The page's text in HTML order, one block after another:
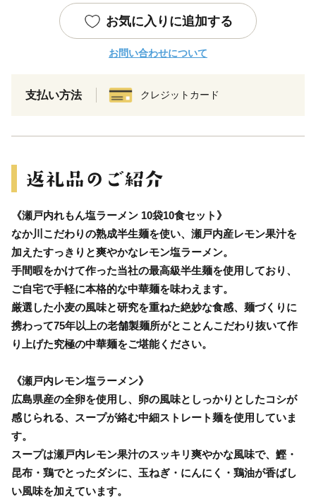
お気に入りに追加する
お問い合わせについて
支払い方法 クレジットカード
《瀬戸内れもん塩ラーメン 10袋10食セット》
なか川こだわりの熟成半生麺を使い、瀬戸内産レモン果汁を
加えたすっきりと爽やかなレモン塩ラーメン。
手間暇をかけて作った当社の最高級半生麺を使用しており、
ご自宅で手軽に本格的な中華麺を味わえます。
厳選した小麦の風味と研究を重ねた絶妙な食感、麺づくりに
携わって75年以上の老舗製麺所がとことんこだわり抜いて作
り上げた究極の中華麺をご堪能ください。
《瀬戸内レモン塩ラーメン》
広島県産の全卵を使用し、卵の風味としっかりとしたコシが
感じられる、スープが絡む中細ストレート麺を使用していま
す。
スープは瀬戸内レモン果汁のスッキリ爽やかな風味で、鰹・
昆布・鶏でとったダシに、玉ねぎ・にんにく・鶏油が香ばし
い風味を加えています。